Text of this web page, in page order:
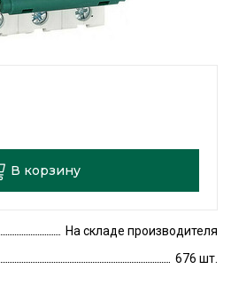
В корзину
На складе производителя
676 шт.